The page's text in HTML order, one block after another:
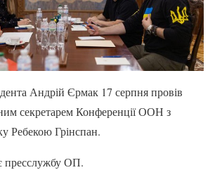
Андрій Єрмак 17 серпня провів
секретарем Конференції ООН з
Ребекою Грінспан.
пресслужбу ОП.